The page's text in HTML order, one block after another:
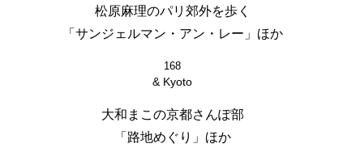
松原麻理のパリ郊外を歩く
「サンジェルマン・アン・レー」ほか
168
& Kyoto
大和まこの京都さんぽ部
「路地めぐり」ほか